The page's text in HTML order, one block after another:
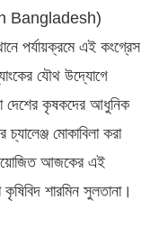
Bangladesh)
পর্যায়ক্রমে এই কংগ্রেস
যৌথ উদ্যোগে
দেশের কৃষকদের আধুনিক
মোকাবিলা করা
আজকের এই
শারমিন সুলতানা।